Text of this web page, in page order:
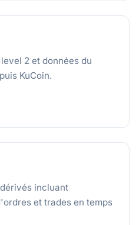
2 et données du
KuCoin.
incluant
et trades en temps